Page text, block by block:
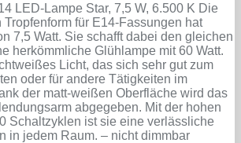
LED-Lampe Star, 7,5 W, 6.500 K Die
Tropfenform für E14-Fassungen hat
7,5 Watt. Sie schafft dabei den gleichen
herkömmliche Glühlampe mit 60 Watt.
Licht, das sich sehr gut zum
oder für andere Tätigkeiten im
der matt-weißen Oberfläche wird das
abgegeben. Mit der hohen
Schaltzyklen ist sie eine verlässliche
in jedem Raum. – nicht dimmbar